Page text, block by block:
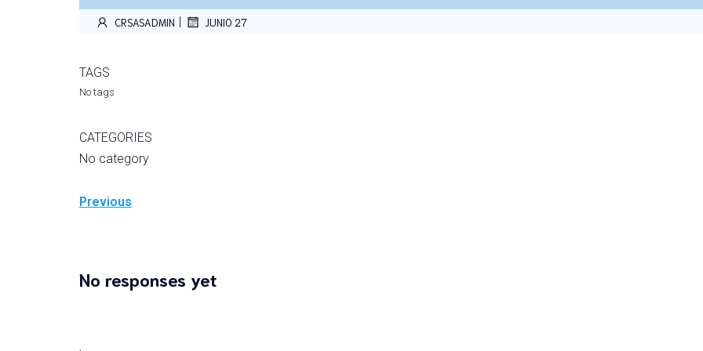
CRSASADMIN JUNIO 27
TAGS
No tags
CATEGORIES
No category
Previous
No responses yet